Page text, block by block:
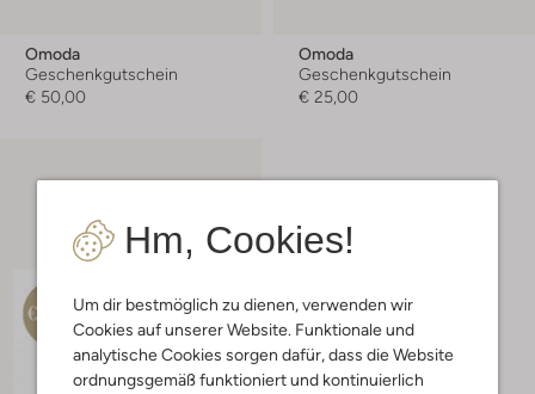
Hm, Cookies!
Um dir bestmöglich zu dienen, verwenden wir
Cookies auf unserer Website. Funktionale und
analytische Cookies sorgen dafür, dass die Website
ordnungsgemäß funktioniert und kontinuierlich
Omoda
Geschenkgutschein
€ 50,00
Omoda
Geschenkgutschein
€ 25,00